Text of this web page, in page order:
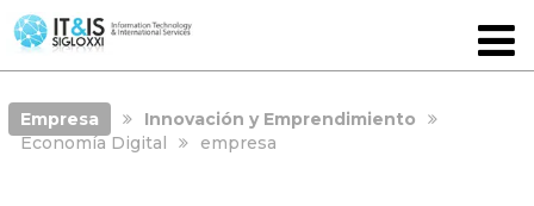
Empresa
Innovación y Emprendimiento
Economía Digital
empresa